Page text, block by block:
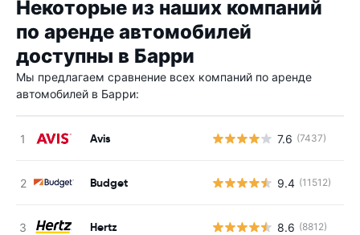
Некоторые из наших компаний
по аренде автомобилей
доступны в Барри
Мы предлагаем сравнение всех компаний по аренде
автомобилей в Барри:
Avis 7.6 (7437)
Budget 9.4 (11512)
Hertz 8.6 (8812)